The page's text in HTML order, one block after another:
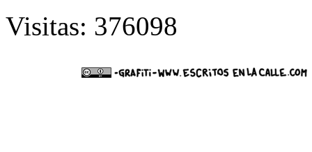
Visitas: 376098